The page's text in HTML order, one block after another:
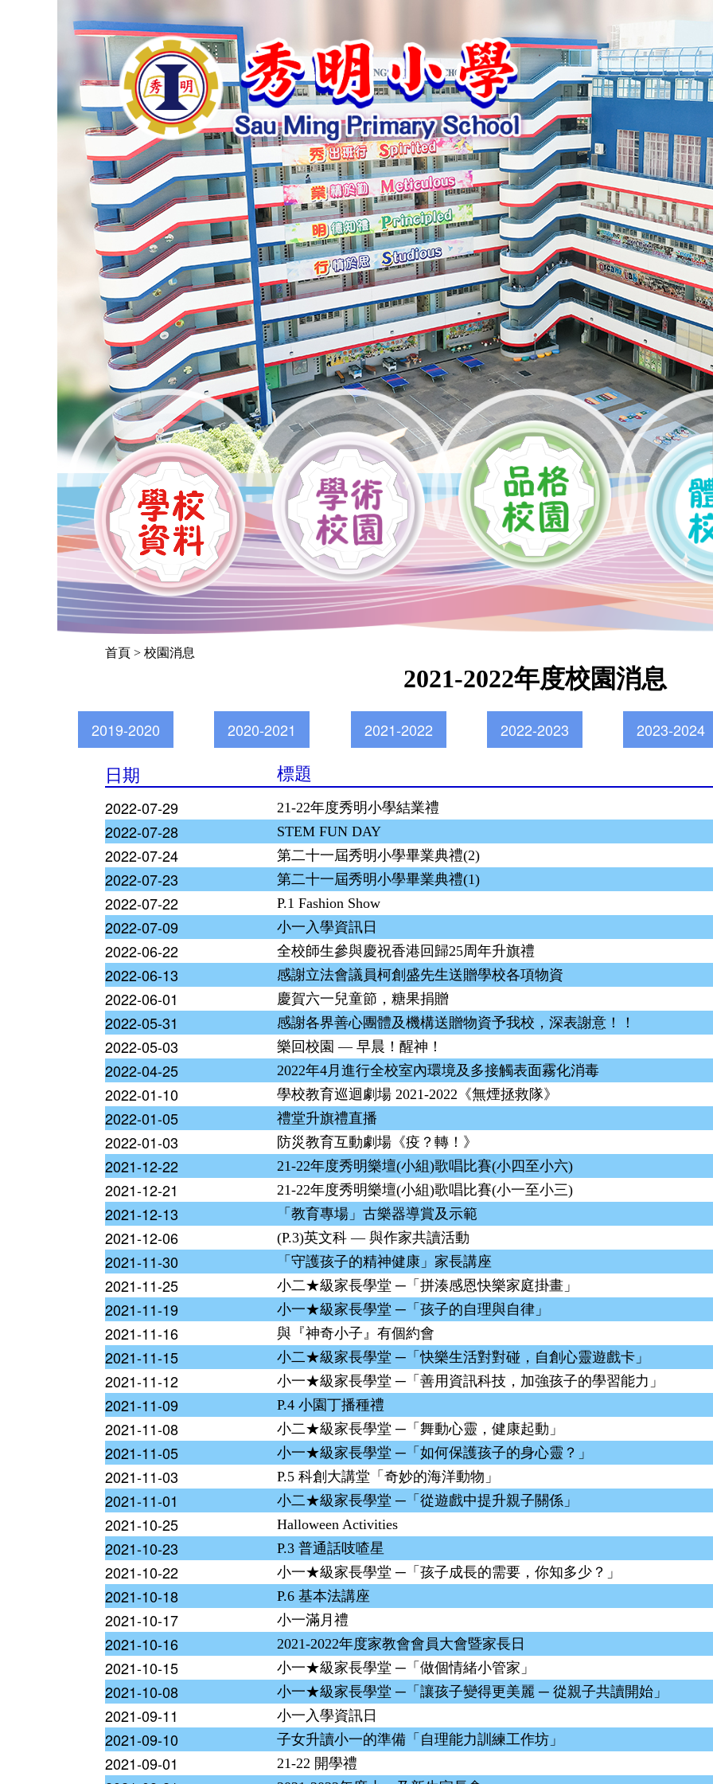
首頁 > 校園消息
2021-2022年度校園消息
2019-2020 2020-2021 2021-2022 2022-2023 2023-2024
日期 標題
2022-07-29 21-22年度秀明小學結業禮
2022-07-28 STEM FUN DAY
2022-07-24 第二十一屆秀明小學畢業典禮(2)
2022-07-23 第二十一屆秀明小學畢業典禮(1)
2022-07-22 P.1 Fashion Show
2022-07-09 小一入學資訊日
2022-06-22 全校師生參與慶祝香港回歸25周年升旗禮
2022-06-13 感謝立法會議員柯創盛先生送贈學校各項物資
2022-06-01 慶賀六一兒童節，糖果捐贈
2022-05-31 感謝各界善心團體及機構送贈物資予我校，深表謝意！！
2022-05-03 樂回校園 — 早晨！醒神！
2022-04-25 2022年4月進行全校室內環境及多接觸表面霧化消毒
2022-01-10 學校教育巡迴劇場 2021-2022《無煙拯救隊》
2022-01-05 禮堂升旗禮直播
2022-01-03 防災教育互動劇場《疫？轉！》
2021-12-22 21-22年度秀明樂壇(小組)歌唱比賽(小四至小六)
2021-12-21 21-22年度秀明樂壇(小組)歌唱比賽(小一至小三)
2021-12-13 「教育專場」古樂器導賞及示範
2021-12-06 (P.3)英文科 — 與作家共讀活動
2021-11-30 「守護孩子的精神健康」家長講座
2021-11-25 小二★級家長學堂 ─「拼湊感恩快樂家庭掛畫」
2021-11-19 小一★級家長學堂 ─「孩子的自理與自律」
2021-11-16 與『神奇小子』有個約會
2021-11-15 小二★級家長學堂 ─「快樂生活對對碰，自創心靈遊戲卡」
2021-11-12 小一★級家長學堂 ─「善用資訊科技，加強孩子的學習能力」
2021-11-09 P.4 小園丁播種禮
2021-11-08 小二★級家長學堂 ─「舞動心靈，健康起動」
2021-11-05 小一★級家長學堂 ─「如何保護孩子的身心靈？」
2021-11-03 P.5 科創大講堂「奇妙的海洋動物」
2021-11-01 小二★級家長學堂 ─「從遊戲中提升親子關係」
2021-10-25 Halloween Activities
2021-10-23 P.3 普通話吱喳星
2021-10-22 小一★級家長學堂 ─「孩子成長的需要，你知多少？」
2021-10-18 P.6 基本法講座
2021-10-17 小一滿月禮
2021-10-16 2021-2022年度家教會會員大會暨家長日
2021-10-15 小一★級家長學堂 ─「做個情緒小管家」
2021-10-08 小一★級家長學堂 ─「讓孩子變得更美麗 ─ 從親子共讀開始」
2021-09-11 小一入學資訊日
2021-09-10 子女升讀小一的準備「自理能力訓練工作坊」
2021-09-01 21-22 開學禮